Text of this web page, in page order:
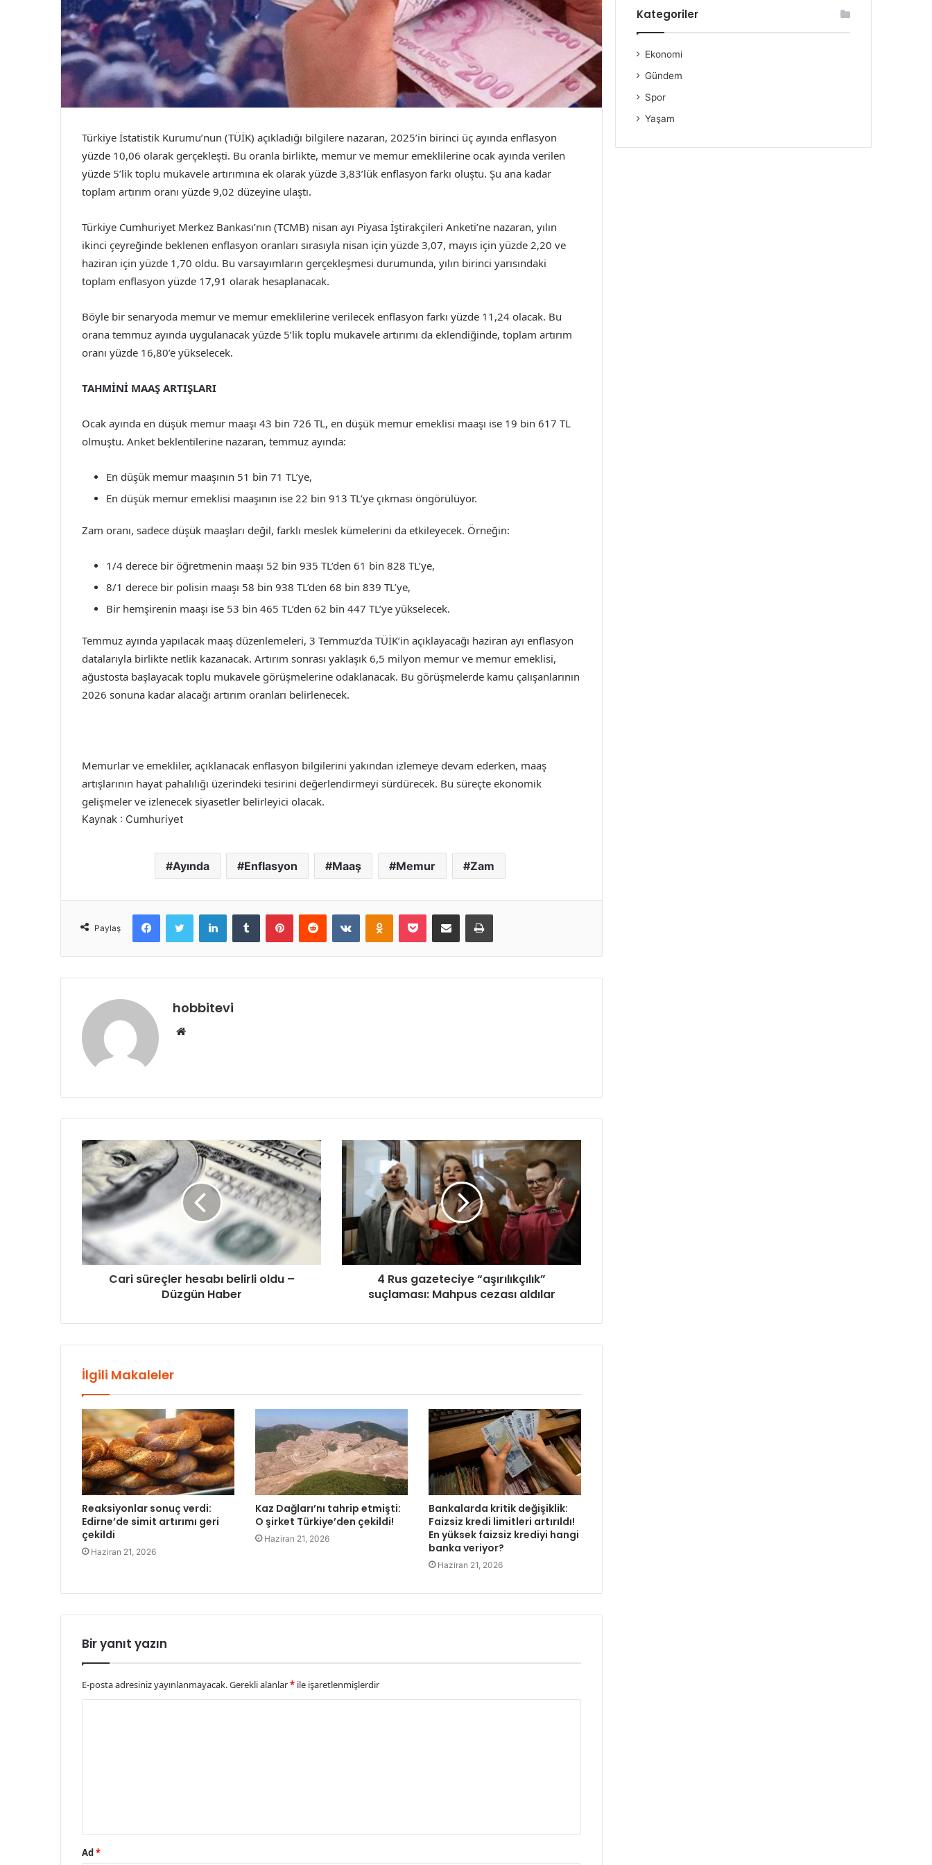
Türkiye İstatistik Kurumu’nun (TÜİK) açıkladığı bilgilere nazaran, 2025’in birinci üç ayında enflasyon
yüzde 10,06 olarak gerçekleşti. Bu oranla birlikte, memur ve memur emeklilerine ocak ayında verilen
yüzde 5’lik toplu mukavele artırımına ek olarak yüzde 3,83’lük enflasyon farkı oluştu. Şu ana kadar
toplam artırım oranı yüzde 9,02 düzeyine ulaştı.
Türkiye Cumhuriyet Merkez Bankası’nın (TCMB) nisan ayı Piyasa İştirakçileri Anketi’ne nazaran, yılın
ikinci çeyreğinde beklenen enflasyon oranları sırasıyla nisan için yüzde 3,07, mayıs için yüzde 2,20 ve
haziran için yüzde 1,70 oldu. Bu varsayımların gerçekleşmesi durumunda, yılın birinci yarısındaki
toplam enflasyon yüzde 17,91 olarak hesaplanacak.
Böyle bir senaryoda memur ve memur emeklilerine verilecek enflasyon farkı yüzde 11,24 olacak. Bu
orana temmuz ayında uygulanacak yüzde 5’lik toplu mukavele artırımı da eklendiğinde, toplam artırım
oranı yüzde 16,80’e yükselecek.
TAHMİNİ MAAŞ ARTIŞLARI
Ocak ayında en düşük memur maaşı 43 bin 726 TL, en düşük memur emeklisi maaşı ise 19 bin 617 TL
olmuştu. Anket beklentilerine nazaran, temmuz ayında:
En düşük memur maaşının 51 bin 71 TL’ye,
En düşük memur emeklisi maaşının ise 22 bin 913 TL’ye çıkması öngörülüyor.
Zam oranı, sadece düşük maaşları değil, farklı meslek kümelerini da etkileyecek. Örneğin:
1/4 derece bir öğretmenin maaşı 52 bin 935 TL’den 61 bin 828 TL’ye,
8/1 derece bir polisin maaşı 58 bin 938 TL’den 68 bin 839 TL’ye,
Bir hemşirenin maaşı ise 53 bin 465 TL’den 62 bin 447 TL’ye yükselecek.
Temmuz ayında yapılacak maaş düzenlemeleri, 3 Temmuz’da TÜİK’in açıklayacağı haziran ayı enflasyon
datalarıyla birlikte netlik kazanacak. Artırım sonrası yaklaşık 6,5 milyon memur ve memur emeklisi,
ağustosta başlayacak toplu mukavele görüşmelerine odaklanacak. Bu görüşmelerde kamu çalışanlarının
2026 sonuna kadar alacağı artırım oranları belirlenecek.
Memurlar ve emekliler, açıklanacak enflasyon bilgilerini yakından izlemeye devam ederken, maaş
artışlarının hayat pahalılığı üzerindeki tesirini değerlendirmeyi sürdürecek. Bu süreçte ekonomik
gelişmeler ve izlenecek siyasetler belirleyici olacak.
Kaynak : Cumhuriyet
Ayında Enflasyon Maaş Memur Zam
Paylaş
FacebookTwitter LinkedInTumblr PinterestReddit VKontakteOdnoklassniki
Pocket E-Posta ile paylaş Yazdır
hobbitevi
Web
Cari süreçler hesabı belirli oldu –
Düzgün Haber
4 Rus gazeteciye “aşırılıkçılık”
suçlaması: Mahpus cezası aldılar
İlgili Makaleler
Reaksiyonlar sonuç verdi:
Edirne’de simit artırımı geri
çekildi
Haziran 21, 2026
Kaz Dağları’nı tahrip etmişti:
O şirket Türkiye’den çekildi!
Haziran 21, 2026
Bankalarda kritik değişiklik:
Faizsiz kredi limitleri artırıldı!
En yüksek faizsiz krediyi hangi
banka veriyor?
Haziran 21, 2026
Bir yanıt yazın
E-posta adresiniz yayınlanmayacak.Gerekli alanlar* ile işaretlenmişlerdir
Ad *
Kategoriler
Ekonomi
Gündem
Spor
Yaşam